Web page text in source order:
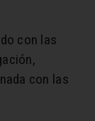
con las
con las